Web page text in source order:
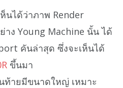
นได้ว่าภาพ Render
ง Young Machine นั้น ได้
คันล่าสุด ซึ่งจะเห็นได้
ขึ้นมา
ท้ายมีขนาดใหญ่ เหมาะ